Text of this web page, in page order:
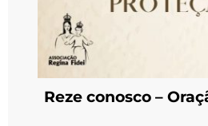
Reze conosco –